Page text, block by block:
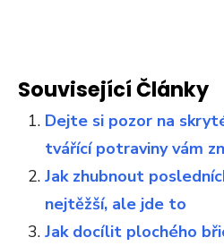
Související Články
Dejte si pozor na
tvářící potraviny vám
Jak zhubnout
nejtěžší, ale jde to
Jak docílit plochého